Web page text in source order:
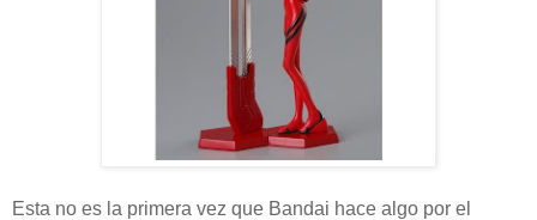
Esta no es la primera vez que Bandai hace algo por el